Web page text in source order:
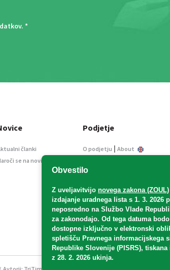
. *
Obvestilo
Z uveljavitvijo novega zakona (ZOUL)
izdajanje uradnega lista s 1. 3. 2026
neposredno na Službo Vlade
za zakonodajo. Od tega datuma
dostopne izključno v elektronski
spletišču Pravnega informacijskega
Republike Slovenije (PISRS), tiskana
z 28. 2. 2026 ukinja.
članki
se na novice
Podjetje
O podjetju | About
Informacije javnega
Oglaševanje
Splošni pogoji
Izjava o varstvu osebnih
podatkov
E-dražbe